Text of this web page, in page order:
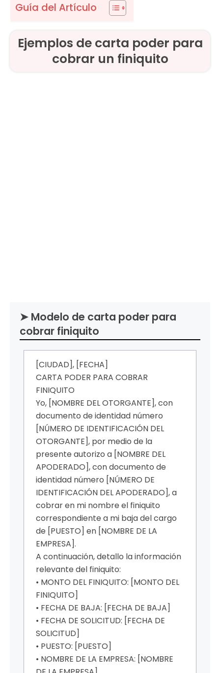
Guía del Artículo
Ejemplos de carta poder para
cobrar un finiquito
➤ Modelo de carta poder para
cobrar finiquito
[CIUDAD], [FECHA]
CARTA PODER PARA COBRAR
FINIQUITO
Yo, [NOMBRE DEL OTORGANTE], con
documento de identidad número
[NÚMERO DE IDENTIFICACIÓN DEL
OTORGANTE], por medio de la
presente autorizo a [NOMBRE DEL
APODERADO], con documento de
identidad número [NÚMERO DE
IDENTIFICACIÓN DEL APODERADO], a
cobrar en mi nombre el finiquito
correspondiente a mi baja del cargo
de [PUESTO] en [NOMBRE DE LA
EMPRESA].
A continuación, detallo la información
relevante del finiquito:
• MONTO DEL FINIQUITO: [MONTO DEL
FINIQUITO]
• FECHA DE BAJA: [FECHA DE BAJA]
• FECHA DE SOLICITUD: [FECHA DE
SOLICITUD]
• PUESTO: [PUESTO]
• NOMBRE DE LA EMPRESA: [NOMBRE